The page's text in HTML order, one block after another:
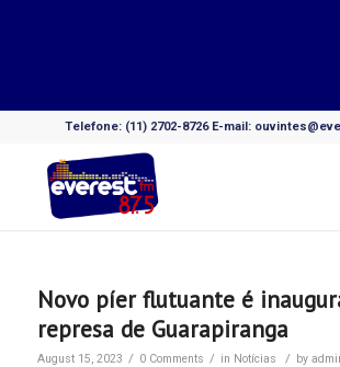
Telefone: (11) 2702-8726 E-mail:
Novo píer flutuante é
represa de Guarapiranga
August 15, 2023 / 0 Comments / in Notícias / by